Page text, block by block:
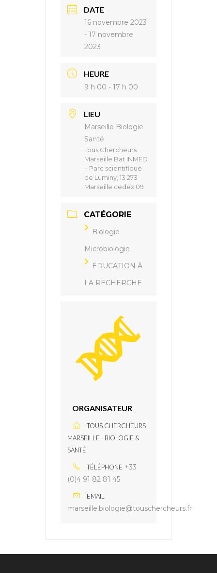
DATE
16 novembre 2023
- 17 novembre
2023
HEURE
9 h 00 - 17 h 00
LIEU
Marseille Biologie
Santé
Tous Chercheurs
Marseille Bat INMED
– Parc scientifique
de Luminy, 13 273
Marseille cedex 09
CATÉGORIE
Biologie
Microbiologie
ÉDUCATION À
LA RECHERCHE
ORGANISATEUR
TOUS CHERCHEURS
MARSEILLE - BIOLOGIE &
SANTÉ
TÉLÉPHONE +33
(0)4 91 82 81 45
EMAIL
marseille.biologie@touschercheurs.fr